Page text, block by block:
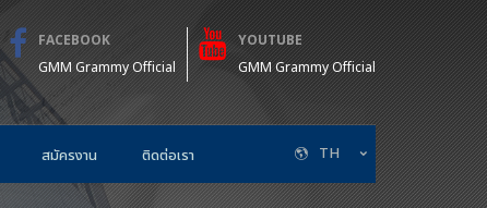
FACEBOOK
GMM Grammy Official
YOUTUBE
GMM Grammy Official
สมัครงาน ติดต่อเรา TH